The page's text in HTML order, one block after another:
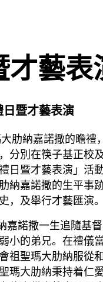
才藝表
日暨才藝表演
肋納嘉諾撒的瞻禮
分別在筷子基正校
日暨才藝表演」活
納嘉諾撒的生平事
，及舉行才藝匯演
諾撒一生追隨基督
小的弟兄。在禮儀
祖聖瑪大肋納服從
瑪大肋納秉持着仁